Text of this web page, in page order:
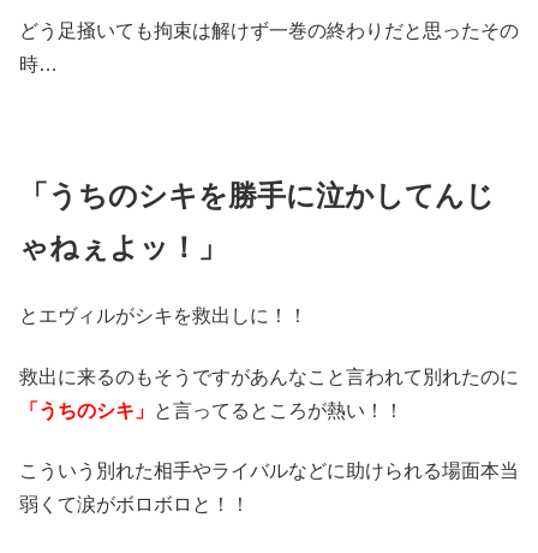
どう足掻いても拘束は解けず一巻の終わりだと思ったその
時…
「うちのシキを勝手に泣かしてんじ
ゃねぇ よッ！」
とエヴィルがシキを救出しに！！
救出に来るのもそうですがあんなこと言われて別れたのに
「うちのシキ」 と言ってるところが熱い！！
こういう別れた相手やライバルなどに助けられる場面本当
弱くて涙がボロボロと！！